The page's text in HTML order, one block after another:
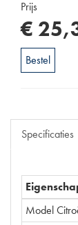
Prijs
€ 25,
Bestel
Specificaties
Model